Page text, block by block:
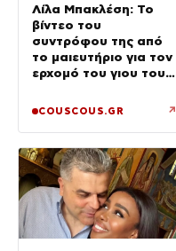
Λίλα Μπακλέση: Το
βίντεο του
συντρόφου της από
το μαιευτήριο για τον
ερχομό του γιου τους
και θα σε χαζεύω»
COUSCOUS.GR ↗